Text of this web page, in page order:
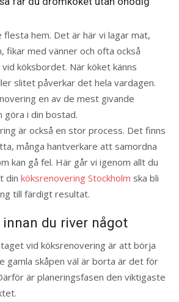
hem. Det är här vi lagar mat,
fikar med vänner och ofta också
köksbordet. När köket känns
slitet påverkar det hela vardagen.
en av de mest givande
göra i din bostad.
är också en stor process. Det finns
många hantverkare att samordna
kan gå fel. Här går vi igenom allt du
din köksrenovering Stockholm ska bli
till färdigt resultat.
innan du river något
vid köksrenovering är att börja
gamla skåpen väl är borta är det för
är planeringsfasen den viktigaste